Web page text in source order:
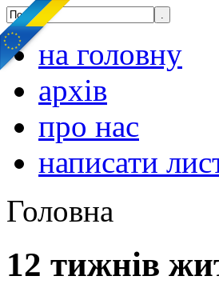
на головну
архів
про нас
написати
Головна
12 тижнів